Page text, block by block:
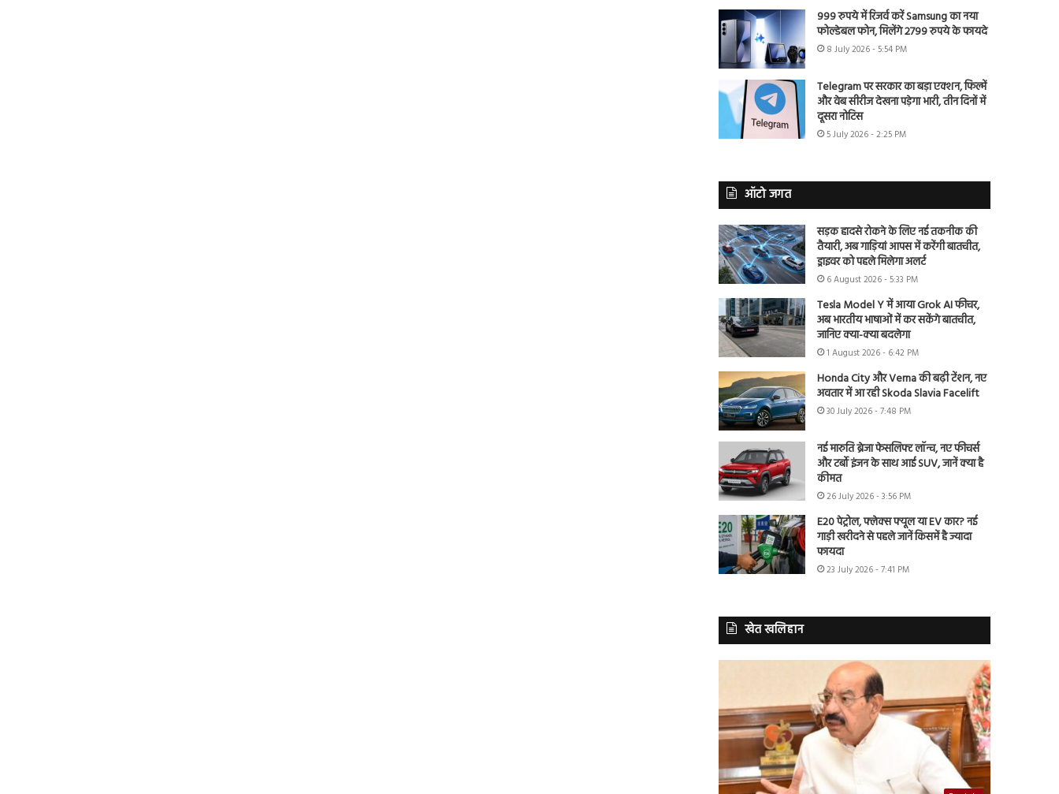
999 रुपये में रिजर्व करें Samsung का नया
फोल्डेबल फोन, मिलेंगे 2799 रुपये के फायदे
8 July 2026 - 5:54 PM
Telegram पर सरकार का बड़ा एक्शन, फिल्में
और वेब सीरीज देखना पड़ेगा भारी, तीन दिनों में
दूसरा नोटिस
5 July 2026 - 2:25 PM
ऑटो जगत
सड़क हादसे रोकने के लिए नई तकनीक की
तैयारी, अब गाड़ियां आपस में करेंगी बातचीत,
ड्राइवर को पहले मिलेगा अलर्ट
6 August 2026 - 5:33 PM
Tesla Model Y में आया Grok AI फीचर,
अब भारतीय भाषाओं में कर सकेंगे बातचीत,
जानिए क्या-क्या बदलेगा
1 August 2026 - 6:42 PM
Honda City और Verna की बढ़ी टेंशन, नए
अवतार में आ रही Skoda Slavia Facelift
30 July 2026 - 7:48 PM
नई मारुति ब्रेजा फेसलिफ्ट लॉन्च, नए फीचर्स
और टर्बो इंजन के साथ आई SUV, जानें क्या है
कीमत
26 July 2026 - 3:56 PM
E20 पेट्रोल, फ्लेक्स फ्यूल या EV कार? नई
गाड़ी खरीदने से पहले जानें किसमें है ज्यादा
फायदा
23 July 2026 - 7:41 PM
खेत खलिहान